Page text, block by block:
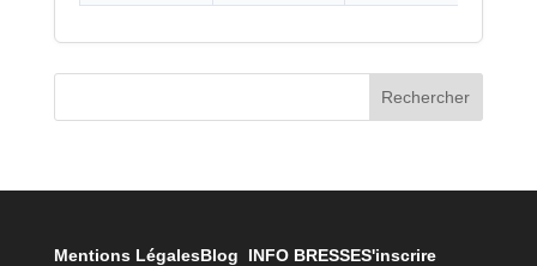
Rechercher
Mentions LégalesBlog INFO BRESSES'inscrire